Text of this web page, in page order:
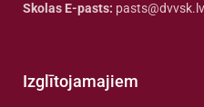
Skolas E-pasts: pasts@dvvsk.lv
Izglītojamajiem